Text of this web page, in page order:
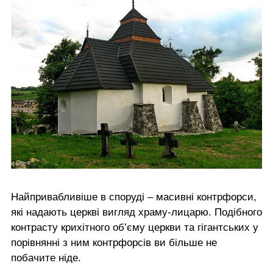
Найпривабливіше в споруді – масивні контрфорси,
які надають церкві вигляд храму-лицарю. Подібного
контрасту крихітного об’єму церкви та гігантських у
порівнянні з ним контрфорсів ви більше не
побачите ніде.